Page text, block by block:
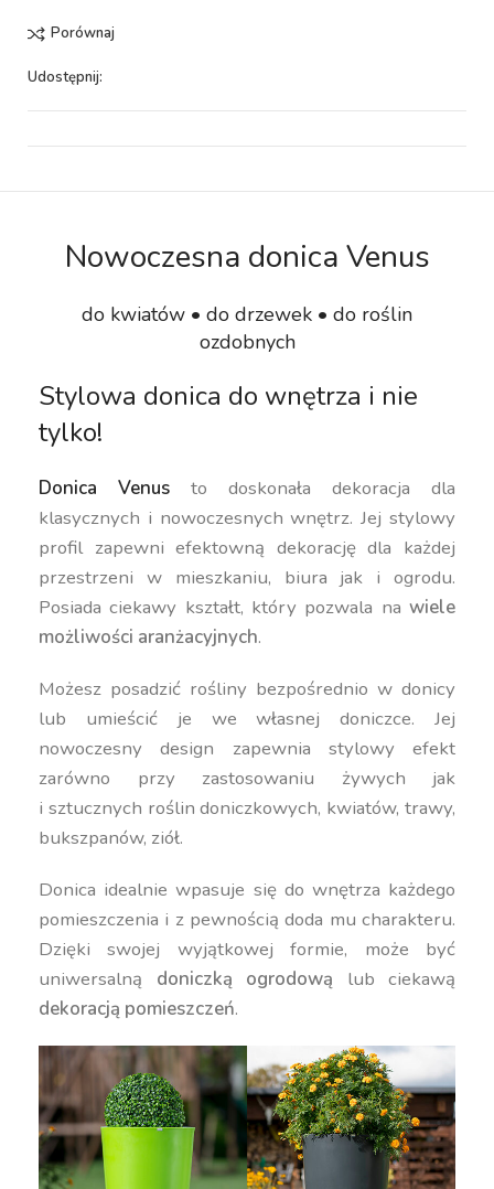
Porównaj
Udostępnij:
Nowoczesna donica Venus
do kwiatów • do drzewek • do roślin
ozdobnych
Stylowa donica do wnętrza i nie
tylko!
Donica Venusto doskonała dekoracja dla
klasycznych i nowoczesnych wnętrz. Jej stylowy
profil zapewni efektowną dekorację dla każdej
przestrzeni w mieszkaniu, biura jak i ogrodu.
Posiada ciekawy kształt, który pozwala na wiele
możliwości aranżacyjnych.
Możesz posadzić rośliny bezpośrednio w donicy
lub umieścić je we własnej doniczce. Jej
nowoczesny design zapewnia stylowy efekt
zarówno przy zastosowaniu żywych jak
i sztucznych roślin doniczkowych, kwiatów, trawy,
bukszpanów, ziół.
Donica idealnie wpasuje się do wnętrza każdego
pomieszczenia i z pewnością doda mu charakteru.
Dzięki swojej wyjątkowej formie, może być
uniwersalną doniczką ogrodową lub ciekawą
dekoracją pomieszczeń.